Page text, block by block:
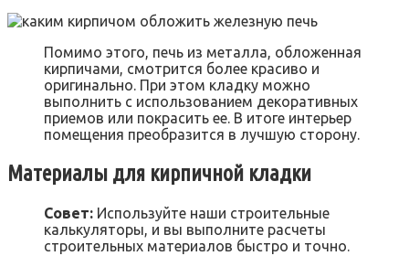
Помимо этого, печь из металла, обложенная
кирпичами, смотрится более красиво и
оригинально. При этом кладку можно
выполнить с использованием декоративных
приемов или покрасить ее. В итоге интерьер
помещения преобразится в лучшую сторону.
Материалы для кирпичной кладки
Совет: Используйте наши строительные
калькуляторы, и вы выполните расчеты
строительных материалов быстро и точно.